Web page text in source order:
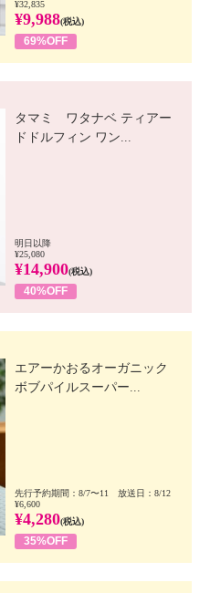
¥32,835
¥9,988(税込)
69%OFF
タマミ ワタナベ ティアー
ドドルフィン ワン...
明日以降
¥25,080
¥14,900(税込)
40%OFF
エアーかおるオーガニック
ボブパイルスーパー...
先行予約期間：8/7〜11 放送日：8/12
¥6,600
¥4,280(税込)
35%OFF